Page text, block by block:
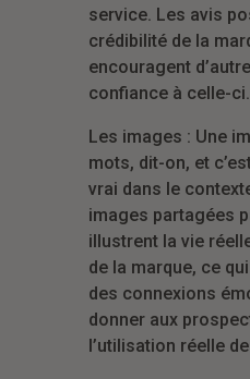
service. Les avis
crédibilité de la
encouragent
confiance à celle-ci.
Les images : Une
mots, dit-on, et
vrai dans le
images partagées
illustrent la vie
de la marque, ce
des connexions
donner aux
l’utilisation réelle